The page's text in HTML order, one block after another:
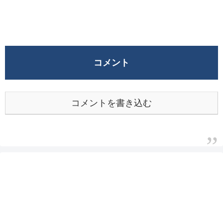
コメント
コメントを書き込む